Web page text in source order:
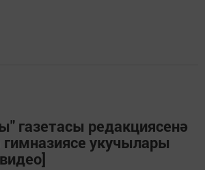
газетасы редакциясенә
гимназиясе укучылары